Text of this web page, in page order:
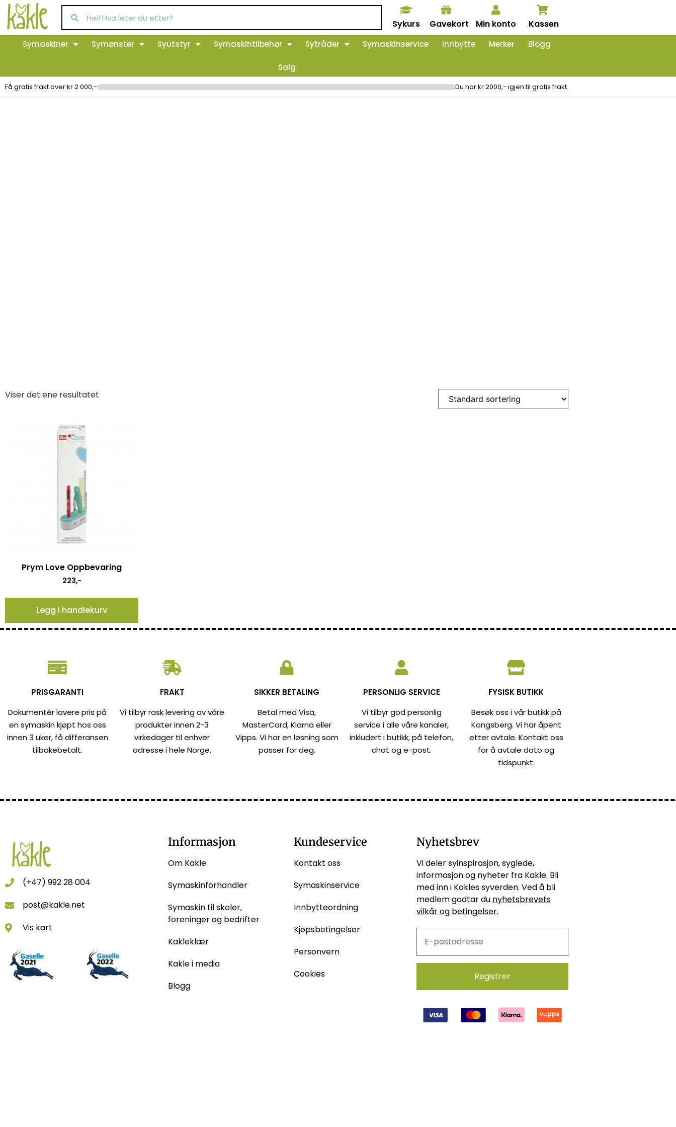
Sykurs Gavekort Min konto Kassen
Symaskiner Symønster Syutstyr Symaskintilbehør Sytråder Symaskinservice Innbytte Merker Blogg
Salg
Få gratis frakt over kr 2 000,- Du har kr 2000,- igjen til gratis frakt.
Viser det ene resultatet
Prym Love Oppbevaring
223,-
Legg i handlekurv
PRISGARANTI
Dokumentér lavere pris på
en symaskin kjøpt hos oss
innen 3 uker, få differansen
tilbakebetalt.
FRAKT
Vi tilbyr rask levering av våre
produkter innen 2-3
virkedager til enhver
adresse i hele Norge.
SIKKER BETALING
Betal med Visa,
MasterCard, Klarna eller
Vipps. Vi har en løsning som
passer for deg.
PERSONLIG SERVICE
Vi tilbyr god personlig
service i alle våre kanaler,
inkludert i butikk, på telefon,
chat og e-post.
FYSISK BUTIKK
Besøk oss i vår butikk på
Kongsberg. Vi har åpent
etter avtale. Kontakt oss
for å avtale dato og
tidspunkt.
(+47) 992 28 004
post@kakle.net
Vis kart
Informasjon
Om Kakle
Symaskinforhandler
Symaskin til skoler,
foreninger og bedrifter
Kakleklær
Kakle i media
Blogg
Kundeservice
Kontakt oss
Symaskinservice
Innbytteordning
Kjøpsbetingelser
Personvern
Cookies
Nyhetsbrev
Vi deler syinspirasjon, syglede,
informasjon og nyheter fra Kakle. Bli
med inn i Kakles syverden. Ved å bli
medlem godtar du nyhetsbrevets
vilkår og betingelser.